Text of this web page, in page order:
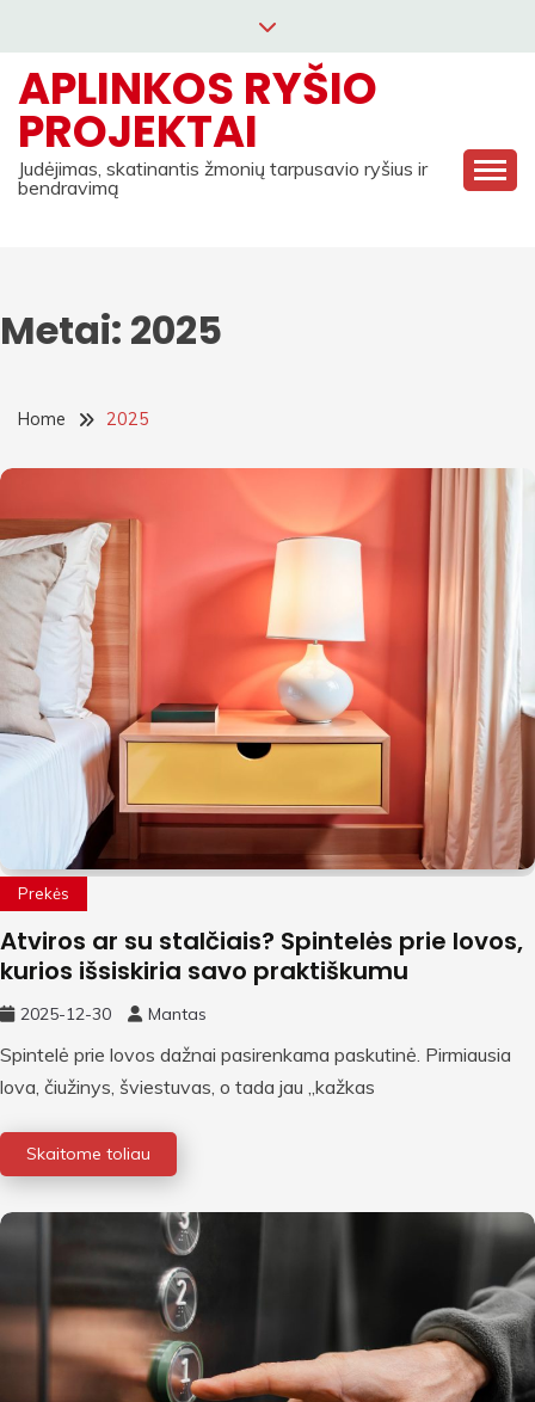
content
APLINKOS RYŠIO
PROJEKTAI
Judėjimas, skatinantis žmonių tarpusavio ryšius ir
bendravimą
Metai: 2025
Home 2025
Prekės
Atviros ar su stalčiais? Spintelės prie lovos,
kurios išsiskiria savo praktiškumu
2025-12-30 Mantas
Spintelė prie lovos dažnai pasirenkama paskutinė. Pirmiausia
lova, čiužinys, šviestuvas, o tada jau „kažkas
Skaitome toliau